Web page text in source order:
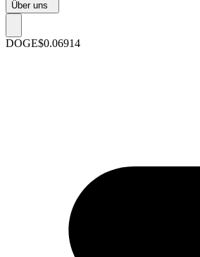
Über uns
DOGE$0.06914